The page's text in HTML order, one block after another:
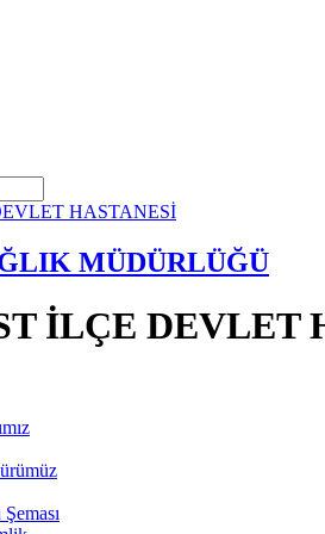
MÜDÜRLÜĞÜ
İLÇE DEVLET